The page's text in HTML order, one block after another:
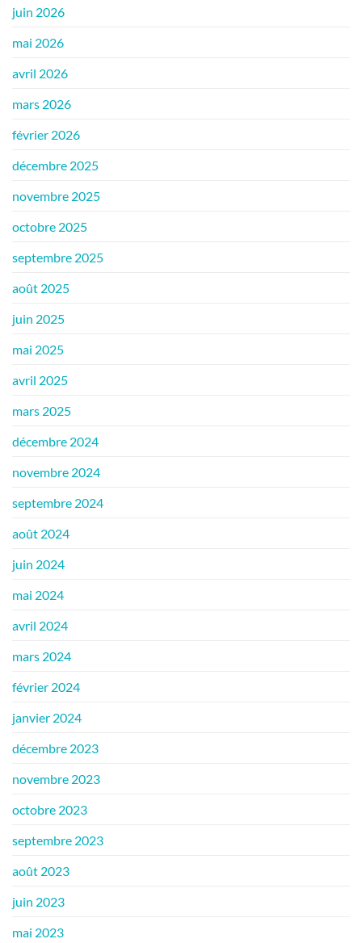
juin 2026
mai 2026
avril 2026
mars 2026
février 2026
décembre 2025
novembre 2025
octobre 2025
septembre 2025
août 2025
juin 2025
mai 2025
avril 2025
mars 2025
décembre 2024
novembre 2024
septembre 2024
août 2024
juin 2024
mai 2024
avril 2024
mars 2024
février 2024
janvier 2024
décembre 2023
novembre 2023
octobre 2023
septembre 2023
août 2023
juin 2023
mai 2023